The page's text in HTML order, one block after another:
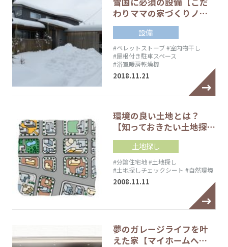
わりママの家づくりノ…
設備
#ペレットストーブ#室内物干し
#屋根付き駐車スペース
#浴室暖房乾燥機
2018.11.21
環境の良い土地とは？
【知っておきたい土地探…
土地探し
#分譲住宅地#土地探し
#土地探しチェックシート #自然環境
2008.11.11
夢のガレージライフを叶
えた家【マイホームへ…